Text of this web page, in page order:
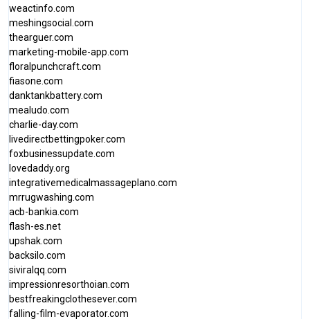
weactinfo.com
meshingsocial.com
thearguer.com
marketing-mobile-app.com
floralpunchcraft.com
fiasone.com
danktankbattery.com
mealudo.com
charlie-day.com
livedirectbettingpoker.com
foxbusinessupdate.com
lovedaddy.org
integrativemedicalmassageplano.com
mrrugwashing.com
acb-bankia.com
flash-es.net
upshak.com
backsilo.com
siviralqq.com
impressionresorthoian.com
bestfreakingclothesever.com
falling-film-evaporator.com